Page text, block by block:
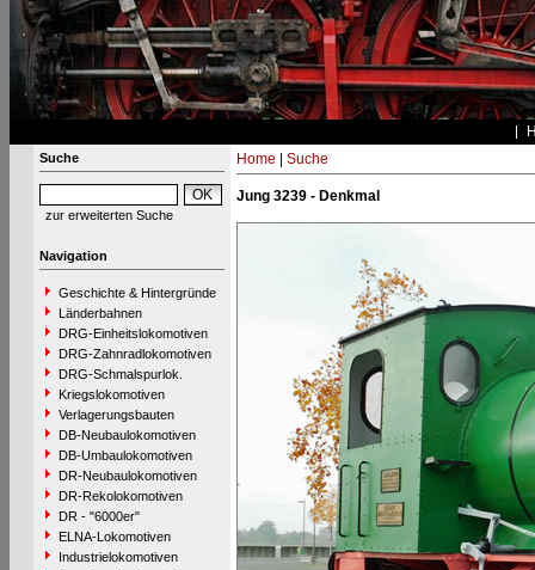
Suche
zur erweiterten Suche
Navigation
Geschichte & Hintergründe
Länderbahnen
DRG-Einheitslokomotiven
DRG-Zahnradlokomotiven
DRG-Schmalspurlok.
Kriegslokomotiven
Verlagerungsbauten
DB-Neubaulokomotiven
DB-Umbaulokomotiven
DR-Neubaulokomotiven
DR-Rekolokomotiven
DR - "6000er"
ELNA-Lokomotiven
Industrielokomotiven
Home Suche
Jung 3239 - Denkmal